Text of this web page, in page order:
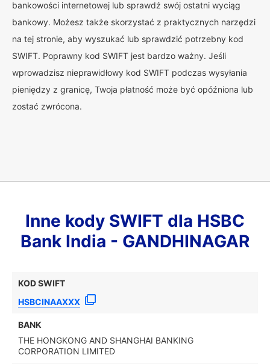
bankowości internetowej lub sprawdź swój ostatni wyciąg
bankowy. Możesz także skorzystać z praktycznych narzędzi
na tej stronie, aby wyszukać lub sprawdzić potrzebny kod
SWIFT. Poprawny kod SWIFT jest bardzo ważny. Jeśli
wprowadzisz nieprawidłowy kod SWIFT podczas wysyłania
pieniędzy z granicę, Twoja płatność może być opóźniona lub
zostać zwrócona.
Inne kody SWIFT dla HSBC
Bank India - GANDHINAGAR
KOD SWIFT
HSBCINAAXXX
BANK
THE HONGKONG AND SHANGHAI BANKING
CORPORATION LIMITED